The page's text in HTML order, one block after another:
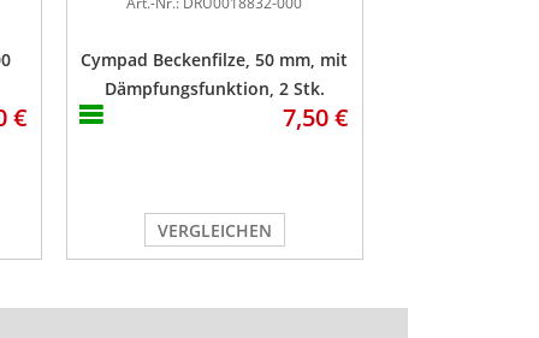
€
Cympad Beckenfilze, 50 mm, mit
Dämpfungsfunktion, 2 Stk.
7,50 €
VERGLEICHEN